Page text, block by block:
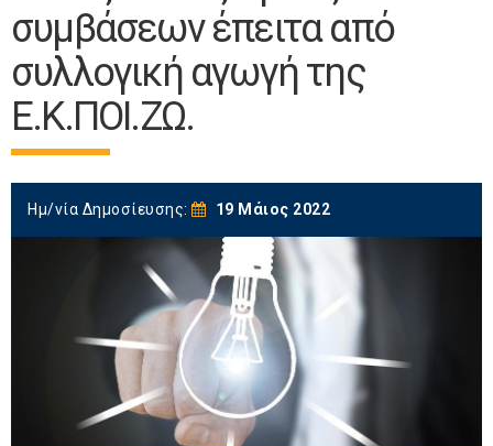
συμβάσεων έπειτα από
συλλογική αγωγή της
Ε.Κ.ΠΟΙ.ΖΩ.
Ημ/νία Δημοσίευσης: 19 Μάιος 2022